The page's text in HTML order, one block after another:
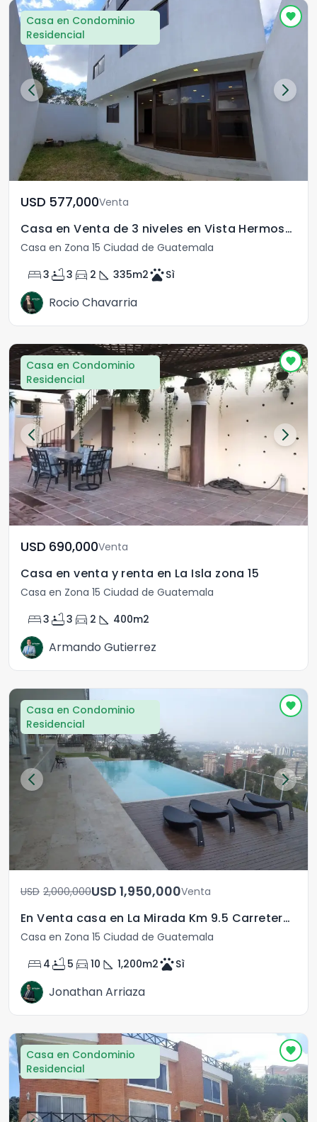
Casa en Condominio
Residencial
USD	577,000Venta
Casa en Venta de 3 niveles en Vista Hermosa 1 Zona 15
Casa en Zona 15 Ciudad de Guatemala
bed3 bathtub3 directions_car 2 square_foot 335m2petsSì
Rocio Chavarria
Casa en Condominio
Residencial
USD	690,000Venta
Casa en venta y renta en La Isla zona 15
Casa en Zona 15 Ciudad de Guatemala
bed3 bathtub3 directions_car 2 square_foot 400m2
Armando Gutierrez
Casa en Condominio
Residencial
USD	2,000,000 USD	1,950,000Venta
En Venta casa en La Mirada Km 9.5 Carretera El Salvador
Casa en Zona 15 Ciudad de Guatemala
bed 4 bathtub 5 directions_car 10 square_foot 1,200m2petsSì
Jonathan Arriaza
Casa en Condominio
Residencial